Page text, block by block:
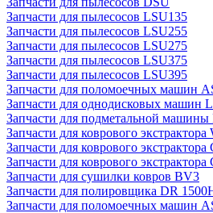
Запчасти для пылесосов LSU135
Запчасти для пылесосов LSU255
Запчасти для пылесосов LSU275
Запчасти для пылесосов LSU375
Запчасти для пылесосов LSU395
Запчасти для поломоечных машин
Запчасти для однодисковых машин
Запчасти для подметальной машины
Запчасти для коврового
Запчасти для коврового
Запчасти для коврового
Запчасти для сушилки ковров BV3
Запчасти для полировщика DR
Запчасти для поломоечных машин